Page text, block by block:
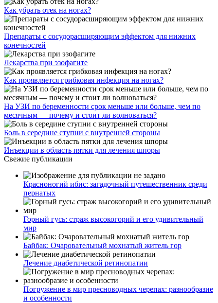
Как убрать отек на ногах?
Препараты с сосудорасширяющим эффектом для нижних
конечностей
Лекарства при эзофагите
Как проявляется грибковая инфекция на ногах?
На УЗИ по беременности срок меньше или больше, чем по
месячным — почему и стоит ли волноваться?
Боль в середине ступни с внутренней стороны
Инъекции в область пятки для лечения шпоры
Свежие публикации
Красноногий ибис: загадочный путешественник среди
пернатых
Горный гусь: страж высокогорий и его удивительный
мир
Байбак: Очаровательный мохнатый житель гор
Лечение диабетической ретинопатии
Погружение в мир пресноводных черепах: разнообразие
и особенности